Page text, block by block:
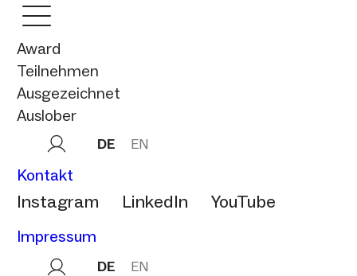
Award
Teilnehmen
Ausgezeichnet
Auslober
DE EN
Kontakt
Instagram LinkedIn YouTube
Impressum
DE EN